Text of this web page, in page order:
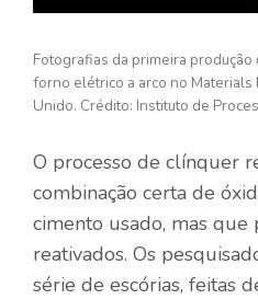
Fotografias da primeira
forno elétrico a arco no Materials
Unido. Crédito: Instituto de
O processo de clínquer
combinação certa de
cimento usado, mas que
reativados. Os
série de escórias, feitas